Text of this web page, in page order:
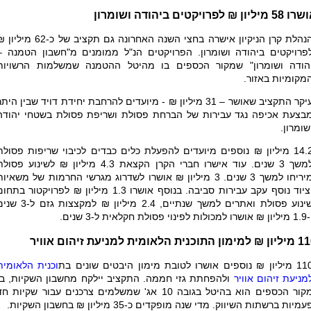
₪ לפרויקטים ביהודה ושומרון
הנהלת קרן הניקיון אישרה בחצי השנה האחרונה גם תקציב של כ-62
ביהודה ושומרון. הפרויקטים הנ"ל ממומנים מ"חשבון הטמנה
ושומרון" שמקור הכספים בו מהיטל ההטמנה שמשלמות
באזור.
עיקר התקציב שאושר – 31 מיליון ₪ - מיועדים להרחבת יחידת דויד שבין
אכיפה נגד עבירות של הברחת פסולת ושריפת פסולת בשטחי
14.2 מיליון ₪ נוספים מיועדים להפעלת כלים כבדים לכיבוי שריפות
למשך 3 שנים. עוד אישרו חברי הקרן הקצאת 4.3 מיליון ₪ לשינוע
מיריחו למשך 3 שנים. 3 מיליון ₪ אושרו לשדרוג מגרשי החרמות של
וציוד נוסף עקב עבירות סביבה. בנוסף אושרו 1.3 מיליון ₪ לפרויקטור
שינוע פסולת ואתרים למשך שנתיים, 2.4 מיליון ₪ למקצצות
פסולת חקלאית ל-3 שנים.
הלאומית למניעת זיהום אוויר
נוספים אושרו לטובת מימון היבטים שונים בת
וכנית
זיהום אוויר ולהפחתת גזי חממה. התקציב יילקח מחשבון השקיות,
מקור הכספים הוא בהיטל בגובה 10 אג' שמשלמים צרכנים עבור שקיות
ברשתות השיווק. מדי שנה מופקדים כ-35 מיליון ₪ בחשבון השקיות.